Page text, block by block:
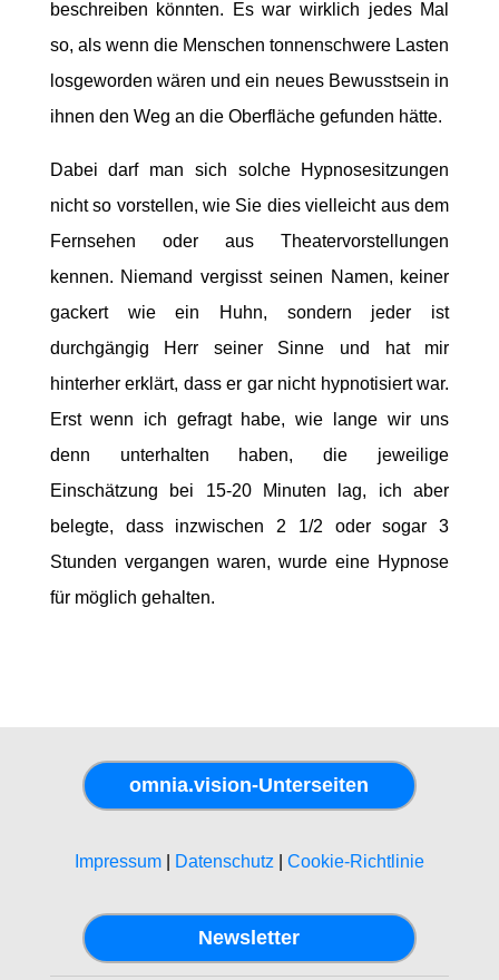
beschreiben könnten. Es war wirklich jedes Mal
so, als wenn die Menschen tonnenschwere Lasten
losgeworden wären und ein neues Bewusstsein in
ihnen den Weg an die Oberfläche gefunden hätte.
Dabei darf man sich solche Hypnosesitzungen
nicht so vorstellen, wie Sie dies vielleicht aus dem
Fernsehen oder aus Theatervorstellungen
kennen. Niemand vergisst seinen Namen, keiner
gackert wie ein Huhn, sondern jeder ist
durchgängig Herr seiner Sinne und hat mir
hinterher erklärt, dass er gar nicht hypnotisiert war.
Erst wenn ich gefragt habe, wie lange wir uns
denn unterhalten haben, die jeweilige
Einschätzung bei 15-20 Minuten lag, ich aber
belegte, dass inzwischen 2 1/2 oder sogar 3
Stunden vergangen waren, wurde eine Hypnose
für möglich gehalten.
omnia.vision-Unterseiten
Impressum| Datenschutz Cookie-Richtlinie
Newsletter